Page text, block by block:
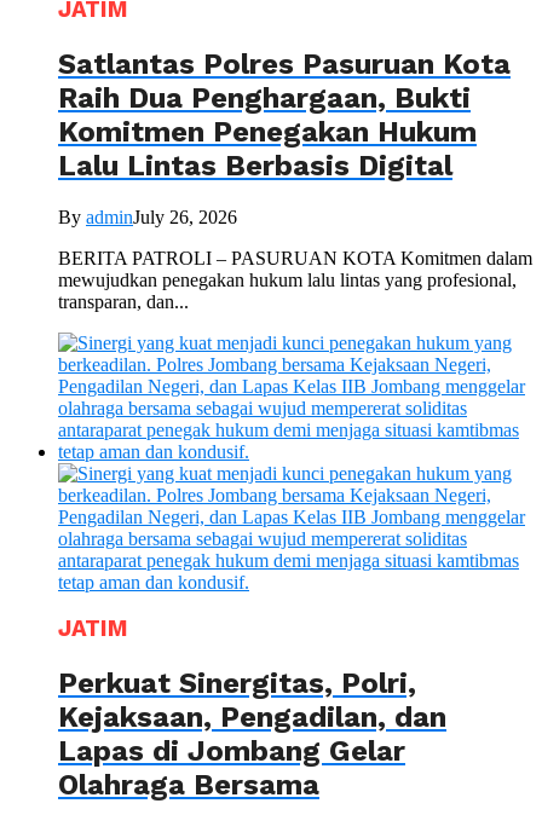
JATIM
Satlantas Polres Pasuruan Kota
Raih Dua Penghargaan, Bukti
Komitmen Penegakan Hukum
Lalu Lintas Berbasis Digital
By adminJuly 26, 2026
BERITA PATROLI – PASURUAN KOTA Komitmen dalam
mewujudkan penegakan hukum lalu lintas yang profesional,
transparan, dan...
JATIM
Perkuat Sinergitas, Polri,
Kejaksaan, Pengadilan, dan
Lapas di Jombang Gelar
Olahraga Bersama